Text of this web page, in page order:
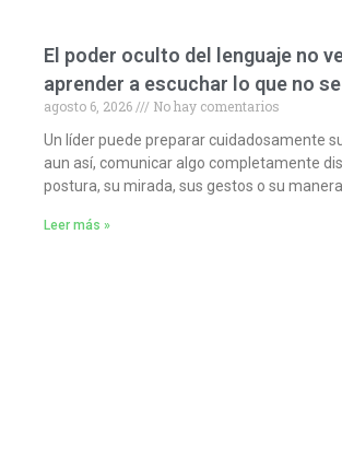
El poder oculto del lenguaje no
aprender a escuchar lo que no
agosto 6, 2026
No hay comentarios
Un líder puede preparar cuidadosamente
aun así, comunicar algo completamente
postura, su mirada, sus gestos o su
Leer más »